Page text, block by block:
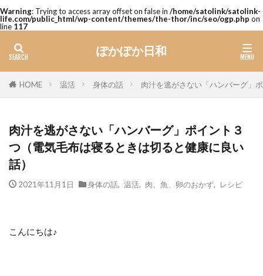
Warning: Trying to access array offset on false in /home/satolink/satolink-
life.com/public_html/wp-content/themes/the-thor/inc/seo/ogp.php on
line 117
ぽかぽか日和
HOME 温活 身体の話 肉汁を逃がさない「ハンバーグ」
肉汁を逃がさない「ハンバーグ」ポイント３
つ（電気毛布は寝るときは切ると健康に良い
話）
2021年11月1日 身体の話 温活 肉、魚、卵のおかず レシピ
こんにちは♪